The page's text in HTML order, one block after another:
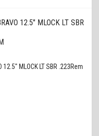
12.5" MLOCK LT SBR